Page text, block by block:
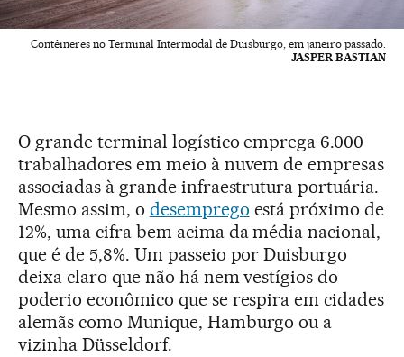
Contêineres no Terminal Intermodal de Duisburgo, em janeiro passado.
JASPER BASTIAN
O grande terminal logístico emprega 6.000
trabalhadores em meio à nuvem de empresas
associadas à grande infraestrutura portuária.
Mesmo assim, o desemprego está próximo de
12%, uma cifra bem acima da média nacional,
que é de 5,8%. Um passeio por Duisburgo
deixa claro que não há nem vestígios do
poderio econômico que se respira em cidades
alemãs como Munique, Hamburgo ou a
vizinha Düsseldorf.